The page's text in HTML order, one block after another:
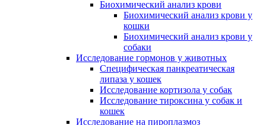
Биохимический анализ крови
Биохимический анализ крови у
кошки
Биохимический анализ крови у
собаки
Исследование гормонов у животных
Специфическая панкреатическая
липаза у кошек
Исследование кортизола у собак
Исследование тироксина у собак и
кошек
Исследование на пироплазмоз